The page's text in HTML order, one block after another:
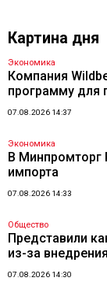
Картина дня
Экономика
Компания
программу для
07.08.2026 14:37
Экономика
В Минпромторг
импорта
07.08.2026 14:33
Общество
Представили
из-за
07.08.2026 14:30